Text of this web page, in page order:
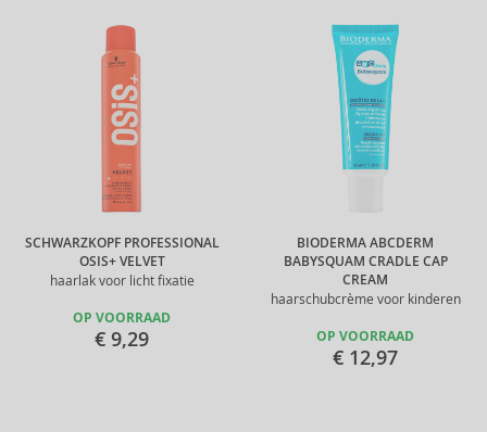
SCHWARZKOPF PROFESSIONAL
OSIS+ VELVET
haarlak voor licht fixatie
OP VOORRAAD
€ 9,29
BIODERMA ABCDERM
BABYSQUAM CRADLE CAP
CREAM
haarschubcrème voor kinderen
OP VOORRAAD
€ 12,97